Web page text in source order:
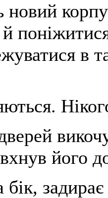
новий
його